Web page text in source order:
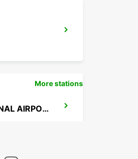
LUSAKA INTERNATIONAL AIRPORT
More stations